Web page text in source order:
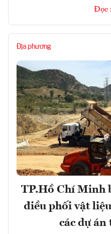
Đọc
Địa phương
TP.Hồ Chí Minh
điều phối vật
các dự